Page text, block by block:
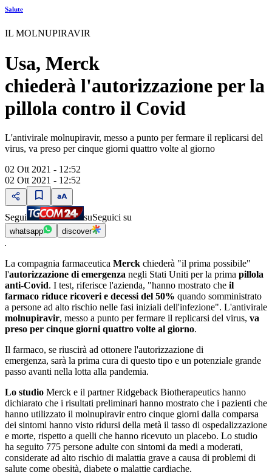
Salute
IL MOLNUPIRAVIR
Usa, Merck
chiederà l'autorizzazione per la
pillola contro il Covid
L'antivirale molnupiravir, messo a punto per fermare il replicarsi del
virus, va preso per cinque giorni quattro volte al giorno
02 Ott 2021 - 12:52
02 Ott 2021 - 12:52
Segui suSeguici su
whatsapp discover
La compagnia farmaceutica Merck chiederà "il prima possibile"
l'autorizzazione di emergenza negli Stati Uniti per la prima pillola
anti-Covid. I test, riferisce l'azienda, "hanno mostrato che il
farmaco riduce ricoveri e decessi del 50% quando somministrato
a persone ad alto rischio nelle fasi iniziali dell'infezione". L'antivirale
molnupiravir, messo a punto per fermare il replicarsi del virus, va
preso per cinque giorni quattro volte al giorno.
Il farmaco, se riuscirà ad ottonere l'autorizzazione di
emergenza, sarà la prima cura di questo tipo e un potenziale grande
passo avanti nella lotta alla pandemia.
Lo studio Merck e il partner Ridgeback Biotherapeutics hanno
dichiarato che i risultati preliminari hanno mostrato che i pazienti che
hanno utilizzato il molnupiravir entro cinque giorni dalla comparsa
dei sintomi hanno visto ridursi della metà il tasso di ospedalizzazione
e morte, rispetto a quelli che hanno ricevuto un placebo. Lo studio
ha seguito 775 persone adulte con sintomi da medi a moderati,
considerate ad alto rischio di malattia grave a causa di problemi di
salute come obesità, diabete o malattie cardiache.